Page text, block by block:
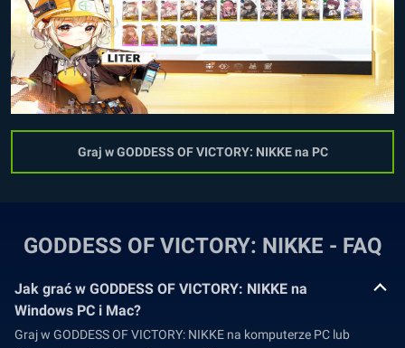
Graj w GODDESS OF VICTORY: NIKKE na PC
GODDESS OF VICTORY: NIKKE - FAQ
Jak grać w GODDESS OF VICTORY: NIKKE na
Windows PC i Mac?
Graj w GODDESS OF VICTORY: NIKKE na komputerze PC lub